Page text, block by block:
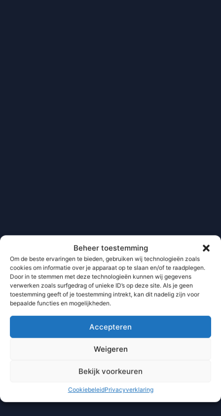
Beheer toestemming
Om de beste ervaringen te bieden, gebruiken wij technologieën zoals
cookies om informatie over je apparaat op te slaan en/of te raadplegen.
Door in te stemmen met deze technologieën kunnen wij gegevens
verwerken zoals surfgedrag of unieke ID’s op deze site. Als je geen
toestemming geeft of je toestemming intrekt, kan dit nadelig zijn voor
bepaalde functies en mogelijkheden.
Accepteren
Weigeren
Bekijk voorkeuren
CookiebeleidPrivacyverklaring